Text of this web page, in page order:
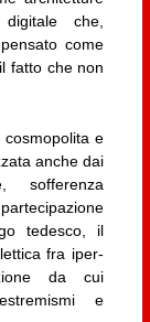
che,
come
fatto che non
cosmopolita e
anche dai
sofferenza
tedesco, il
fra iper-
da cui
e